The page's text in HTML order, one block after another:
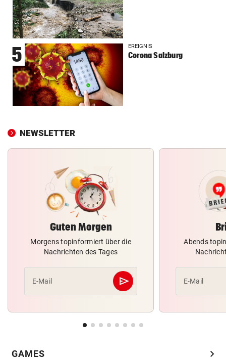
5 EREIGNIS
Corona Salzburg
NEWSLETTER
Guten Morgen
Morgens topinformiert über die
Nachrichten des Tages
E-Mail send
Abschicken
Abends
E-Mail
GAMES chevron_right